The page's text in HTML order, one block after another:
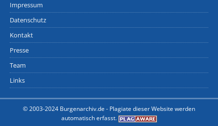
Impressum
Datenschutz
Kontakt
Presse
Team
Links
© 2003-2024 Burgenarchiv.de - Plagiate dieser Website werden
automatisch erfasst.